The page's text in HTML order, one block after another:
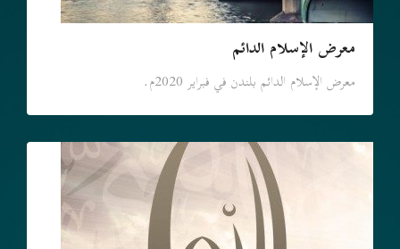
معرض الإسلام الدائم
معرض الإسلام الدائم بلندن في فبراير 2020م.